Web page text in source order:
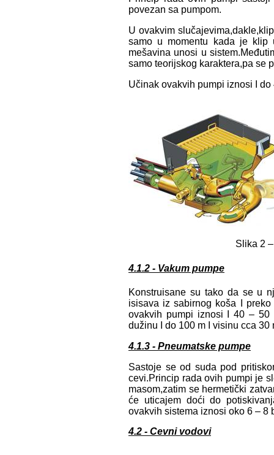
povezan sa pumpom.
U ovakvim
samo u momentu kada je
mešavina unosi u
samo teorijskog karaktera,pa se
Učinak ovakvih pumpi iznosi I do
Slika 2
4.1.2 - Vakum pumpe
Konstruisane su tako da se u
isisava iz sabirnog koša I
ovakvih pumpi iznosi I 40 – 50
dužinu I do 100 m I visinu cca 30
4.1.3 - Pneumatske pumpe
Sastoje se od suda pod
cevi.Princip rada ovih pumpi je
masom,zatim se hermetički
će uticajem doći do
ovakvih sistema iznosi oko 6 – 8
4.2 - Cevni vodovi